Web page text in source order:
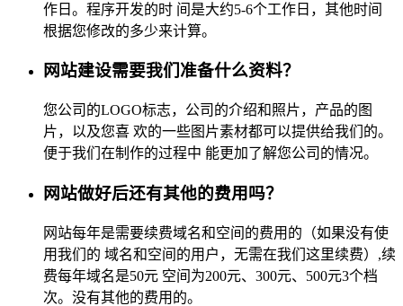
作日。程序开发的时 间是大约5-6个工作日，其他时间
根据您修改的多少来计算。
网站建设需要我们准备什么资料？
您公司的LOGO标志，公司的介绍和照片，产品的图
片，以及您喜 欢的一些图片素材都可以提供给我们的。
便于我们在制作的过程中 能更加了解您公司的情况。
网站做好后还有其他的费用吗？
网站每年是需要续费域名和空间的费用的（如果没有使
用我们的 域名和空间的用户，无需在我们这里续费）,续
费每年域名是50元 空间为200元、300元、500元3个档
次。没有其他的费用的。